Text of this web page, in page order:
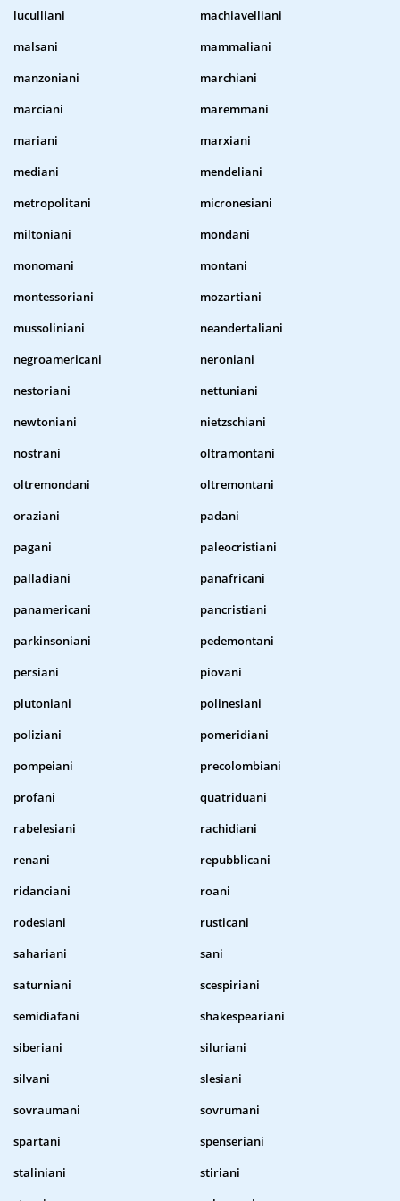
luculliani
machiavelliani
malsani
mammaliani
manzoniani
marchiani
marciani
maremmani
mariani
marxiani
mediani
mendeliani
metropolitani
micronesiani
miltoniani
mondani
monomani
montani
montessoriani
mozartiani
mussoliniani
neandertaliani
negroamericani
neroniani
nestoriani
nettuniani
newtoniani
nietzschiani
nostrani
oltramontani
oltremondani
oltremontani
oraziani
padani
pagani
paleocristiani
palladiani
panafricani
panamericani
pancristiani
parkinsoniani
pedemontani
persiani
piovani
plutoniani
polinesiani
poliziani
pomeridiani
pompeiani
precolombiani
profani
quatriduani
rabelesiani
rachidiani
renani
repubblicani
ridanciani
roani
rodesiani
rusticani
sahariani
sani
saturniani
scespiriani
semidiafani
shakespeariani
siberiani
siluriani
silvani
slesiani
sovraumani
sovrumani
spartani
spenseriani
staliniani
stiriani